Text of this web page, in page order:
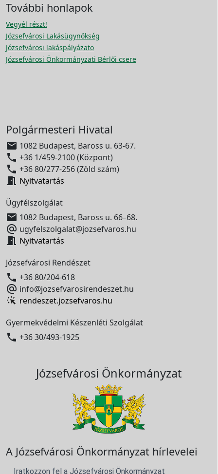
További honlapok
Vegyél részt!
Józsefvárosi Lakásügynökség
Józsefvárosi lakáspályázato
Józsefvárosi Önkormányzati Bérlői csere
Polgármesteri Hivatal
 1082 Budapest, Baross u. 63-67.
 +36 1/459-2100 (Központ)
 +36 80/277-256 (Zöld szám)
 Nyitvatartás
Ügyfélszolgálat
 1082 Budapest, Baross u. 66–68.
 ugyfelszolgalat@jozsefvaros.hu
 Nyitvatartás
Józsefvárosi Rendészet
 +36 80/204-618
 info@jozsefvarosirendeszet.hu
rendeszet.jozsefvaros.hu
Gyermekvédelmi Készenléti Szolgálat
 +36 30/493-1925
Józsefvárosi Önkormányzat
A Józsefvárosi Önkormányzat hírlevelei
Iratkozzon fel a Józsefvárosi Önkormányzat